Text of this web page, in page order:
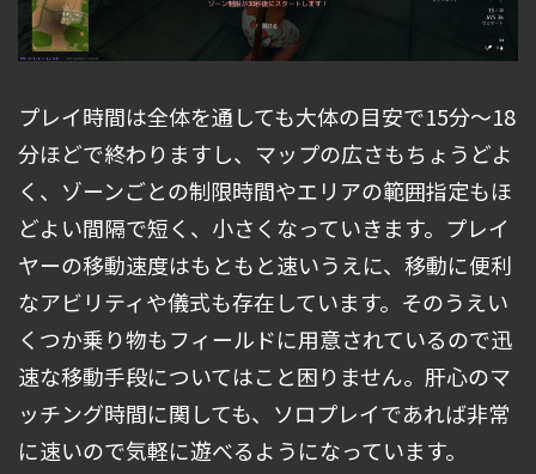
プレイ時間は全体を通しても大体の目安で15分～18
分ほどで終わりますし、マップの広さもちょうどよ
く、ゾーンごとの制限時間やエリアの範囲指定もほ
どよい間隔で短く、小さくなっていきます。プレイ
ヤーの移動速度はもともと速いうえに、移動に便利
なアビリティや儀式も存在しています。そのうえい
くつか乗り物もフィールドに用意されているので迅
速な移動手段についてはこと困りません。肝心のマ
ッチング時間に関しても、ソロプレイであれば非常
に速いので気軽に遊べるようになっています。